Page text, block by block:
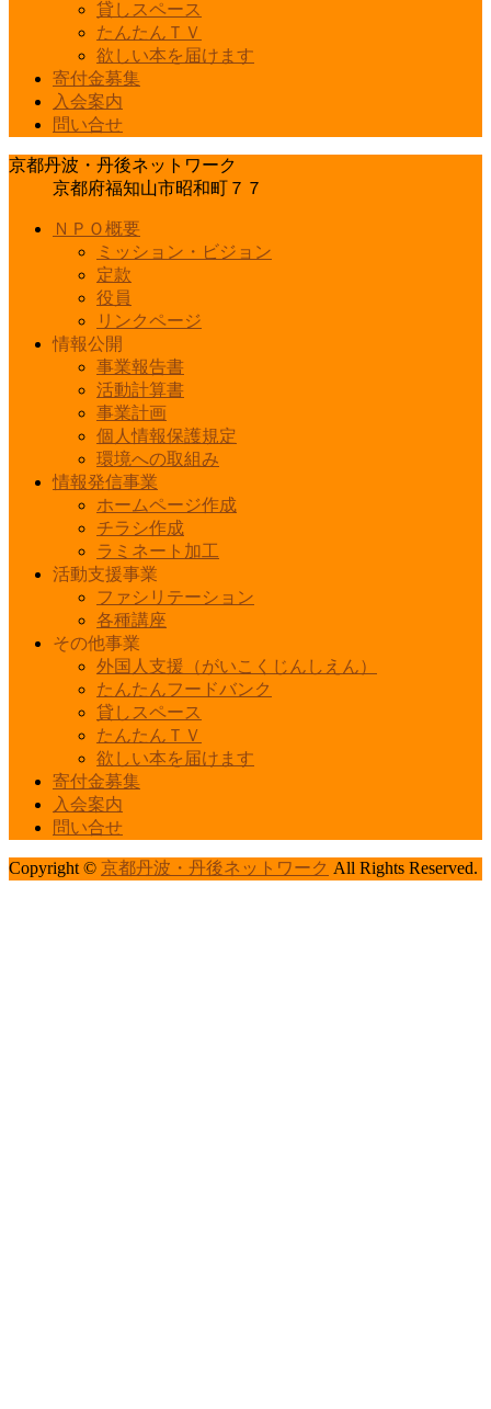
貸しスペース
たんたんＴＶ
欲しい本を届けます
寄付金募集
入会案内
問い合せ
京都丹波・丹後ネットワーク
京都府福知山市昭和町７７
ＮＰＯ概要
ミッション・ビジョン
定款
役員
リンクページ
情報公開
事業報告書
活動計算書
事業計画
個人情報保護規定
環境への取組み
情報発信事業
ホームページ作成
チラシ作成
ラミネート加工
活動支援事業
ファシリテーション
各種講座
その他事業
外国人支援（がいこくじんしえん）
たんたんフードバンク
貸しスペース
たんたんＴＶ
欲しい本を届けます
寄付金募集
入会案内
問い合せ
Copyright © 京都丹波・丹後ネットワーク All Rights Reserved.